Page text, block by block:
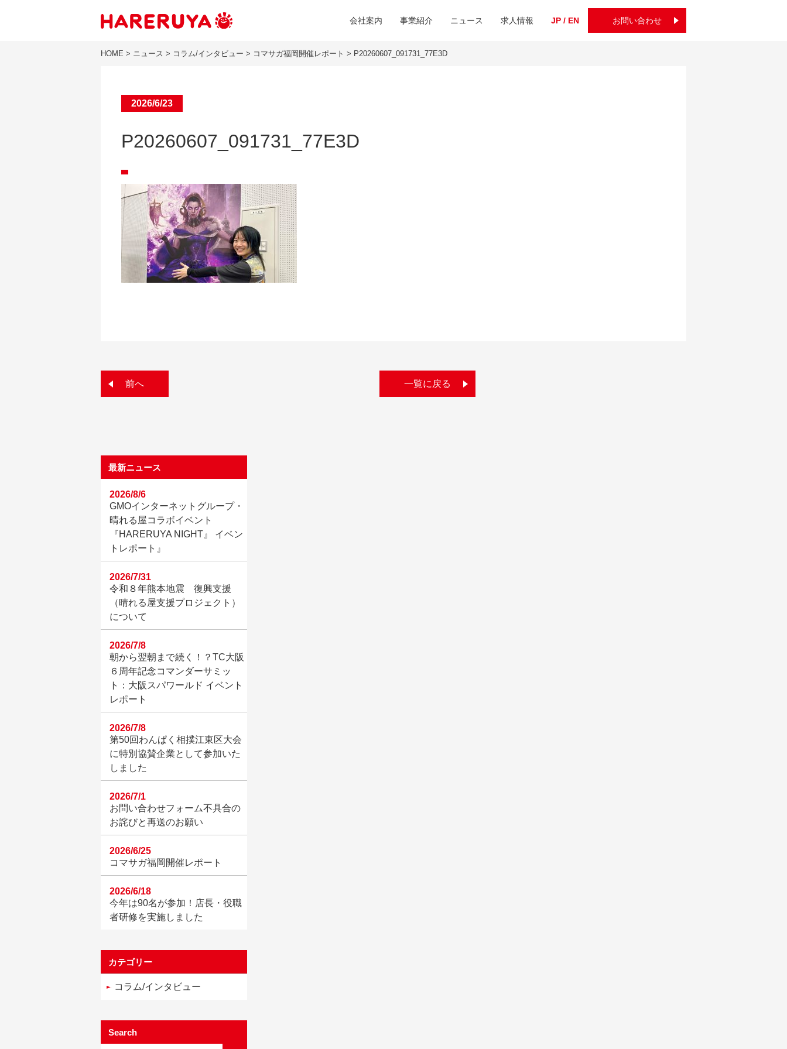
会社案内 事業紹介 ニュース 求人情報 JP / EN お問い合わせ
HOME > ニュース > コラム/インタビュー > コマサガ福岡開催レポート > P20260607_091731_77E3D
2026/6/23
P20260607_091731_77E3D
前へ 一覧に戻る
最新ニュース
GMOインターネットグループ・
晴れる屋コラボイベント
『HARERUYA NIGHT』 イベン
トレポート』
2026/8/6
令和８年熊本地震 復興支援
（晴れる屋支援プロジェクト）
について
2026/7/31
朝から翌朝まで続く！？TC大阪
６周年記念コマンダーサミッ
ト：大阪スパワールド イベント
レポート
2026/7/8
第50回わんぱく相撲江東区大会
に特別協賛企業として参加いた
しました
2026/7/8
お問い合わせフォーム不具合の
お詫びと再送のお願い
2026/7/1
コマサガ福岡開催レポート
2026/6/25
今年は90名が参加！店長・役職
者研修を実施しました
2026/6/18
カテゴリー
コラム/インタビュー
Search